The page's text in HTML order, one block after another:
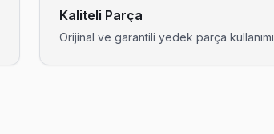
Kaliteli Parça
Orijinal ve garantili yedek parça kullanımı